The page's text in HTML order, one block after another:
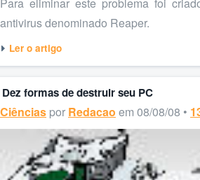
antivirus denominado Reaper.
Ler o artigo
Dez formas de destruir seu PC
Ciências por Redacao em 08/08/08 •